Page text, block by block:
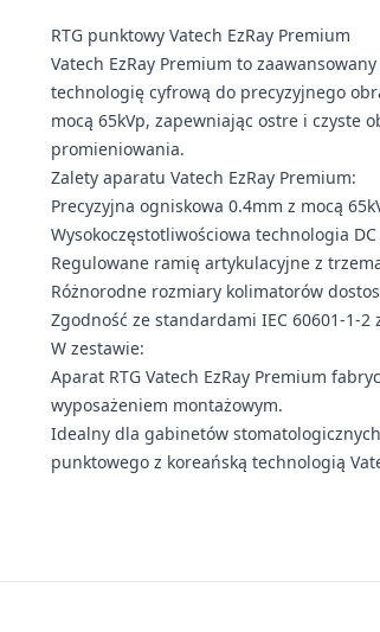
RTG punktowy Vatech EzRay Premium
Vatech EzRay Premium to
technologię cyfrową do precyzyjnego
mocą 65kVp, zapewniając ostre i czyste
promieniowania.
Zalety aparatu Vatech EzRay Premium:
Precyzyjna ogniskowa 0.4mm z mocą
Wysokoczęstotliwościowa technologia
Regulowane ramię artykulacyjne z
Różnorodne rozmiary kolimatorów
Zgodność ze standardami IEC 60601-1-
W zestawie:
Aparat RTG Vatech EzRay Premium
wyposażeniem montażowym.
Idealny dla gabinetów
punktowego z koreańską technologią